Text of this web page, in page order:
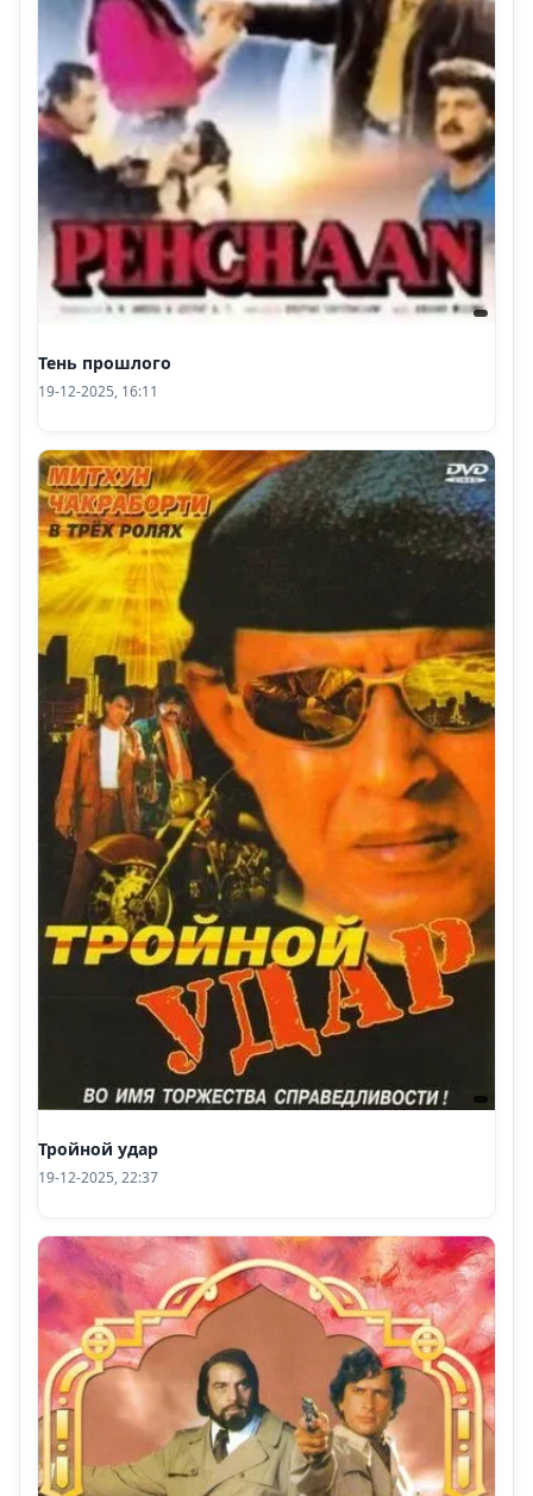
Тень прошлого
19-12-2025, 16:11
Тройной удар
19-12-2025, 22:37